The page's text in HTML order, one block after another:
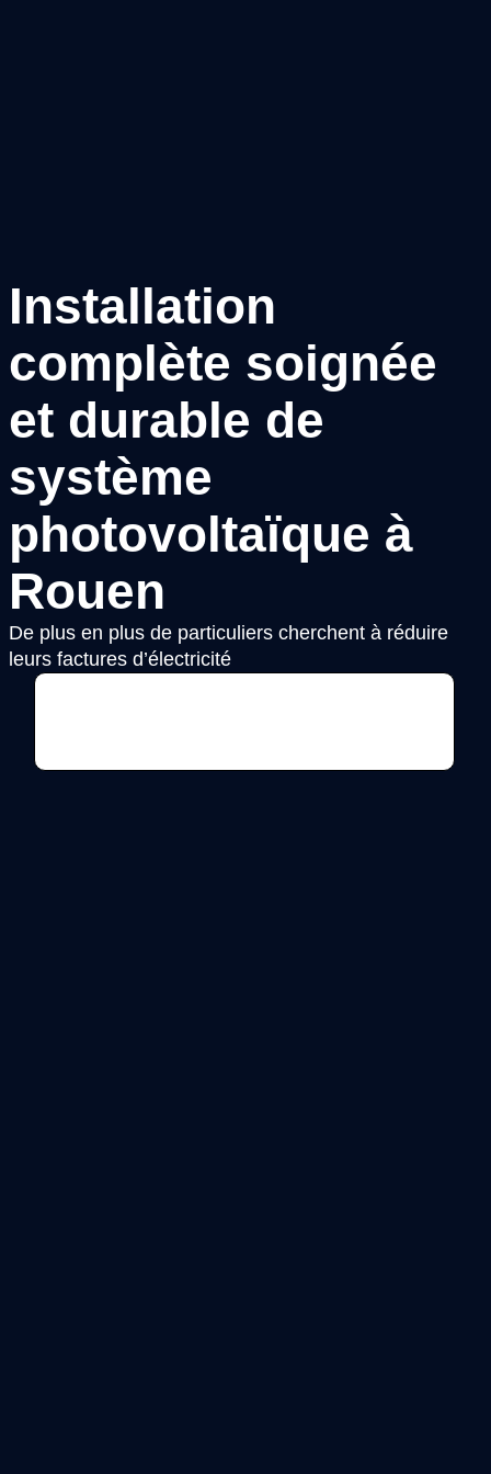
Installation
complète soignée
et durable de
système
photovoltaïque à
Rouen
De plus en plus de particuliers cherchent à réduire
leurs factures d’électricité